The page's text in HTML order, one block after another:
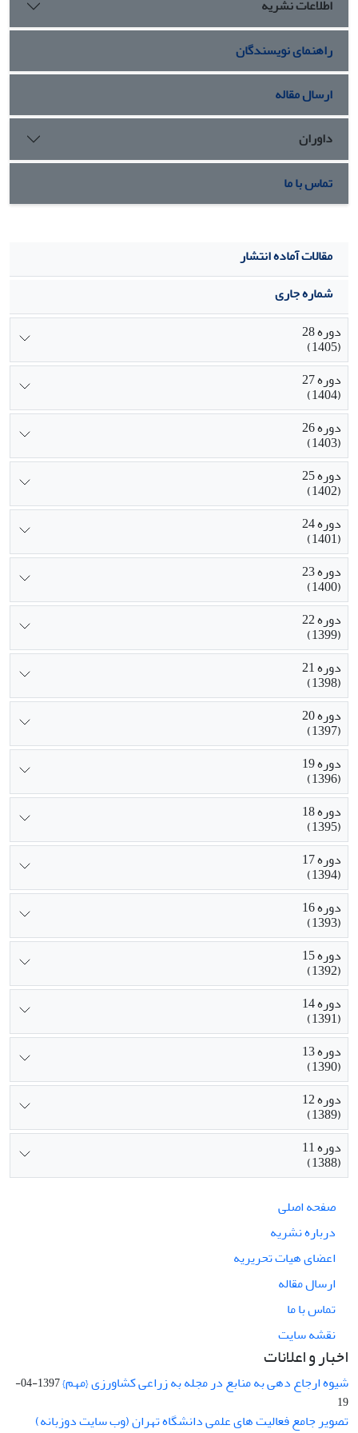
اطلاعات نشریه
راهنمای نویسندگان
ارسال مقاله
داوران
تماس با ما
مقالات آماده انتشار
شماره جاری
دوره 28
(1405)
دوره 27
(1404)
دوره 26
(1403)
دوره 25
(1402)
دوره 24
(1401)
دوره 23
(1400)
دوره 22
(1399)
دوره 21
(1398)
دوره 20
(1397)
دوره 19
(1396)
دوره 18
(1395)
دوره 17
(1394)
دوره 16
(1393)
دوره 15
(1392)
دوره 14
(1391)
دوره 13
(1390)
دوره 12
(1389)
دوره 11
(1388)
صفحه اصلی
درباره نشریه
اعضای هیات تحریریه
ارسال مقاله
تماس با ما
نقشه سایت
اخبار و اعلانات
شیوه ارجاع دهی به منابع در مجله به زراعی کشاورزی {مهم}
1397-04-
19
تصویر جامع فعالیت های علمی دانشگاه تهران (وب سایت دوزبانه)